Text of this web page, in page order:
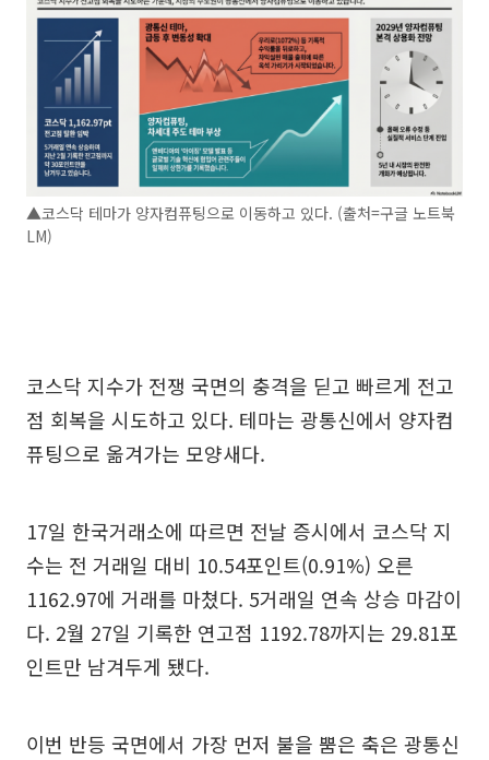
▲코스닥 테마가 양자컴퓨팅으로 이동하고 있다. (출처=구글 노트북
LM)
코스닥 지수가 전쟁 국면의 충격을 딛고 빠르게 전고
점 회복을 시도하고 있다. 테마는 광통신에서 양자컴
퓨팅으로 옮겨가는 모양새다.
17일 한국거래소에 따르면 전날 증시에서 코스닥 지
수는 전 거래일 대비 10.54포인트(0.91%) 오른
1162.97에 거래를 마쳤다. 5거래일 연속 상승 마감이
다. 2월 27일 기록한 연고점 1192.78까지는 29.81포
인트만 남겨두게 됐다.
이번 반등 국면에서 가장 먼저 불을 뿜은 축은 광통신